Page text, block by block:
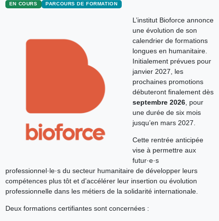
EN COURS PARCOURS DE FORMATION
L’institut Bioforce annonce
une évolution de son
calendrier de formations
longues en humanitaire.
Initialement prévues pour
janvier 2027, les
prochaines promotions
débuteront finalement dès
septembre 2026, pour
une durée de six mois
jusqu’en mars 2027.
Cette rentrée anticipée
vise à permettre aux
futur·e·s
professionnel·le·s du secteur humanitaire de développer leurs
compétences plus tôt et d’accélérer leur insertion ou évolution
professionnelle dans les métiers de la solidarité internationale.
Deux formations certifiantes sont concernées :